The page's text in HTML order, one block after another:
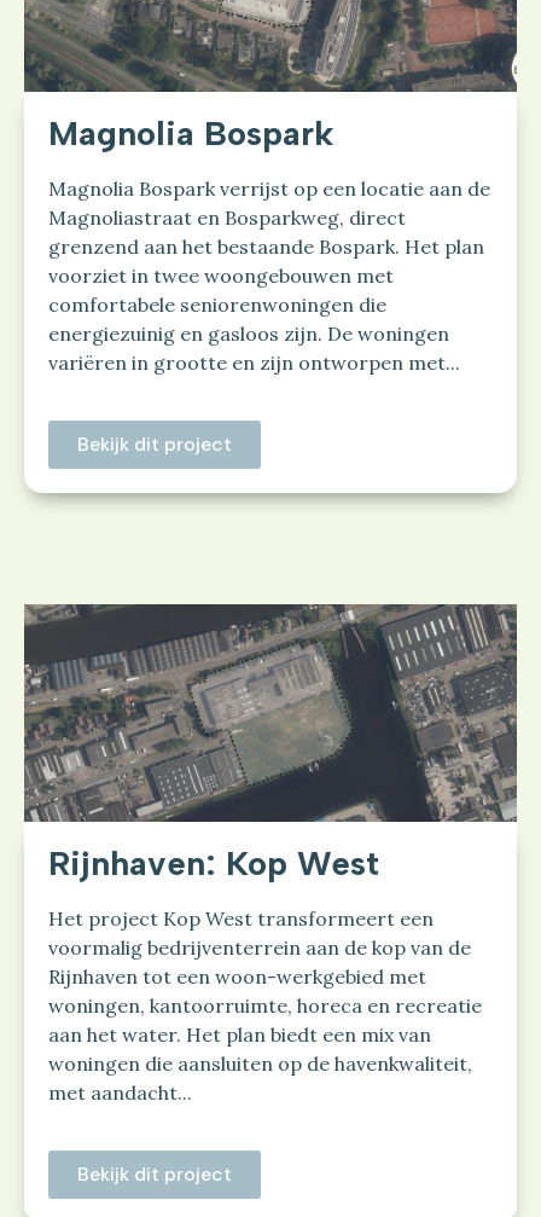
Magnolia Bospark
Magnolia Bospark verrijst op een locatie aan de
Magnoliastraat en Bosparkweg, direct
grenzend aan het bestaande Bospark. Het plan
voorziet in twee woongebouwen met
comfortabele seniorenwoningen die
energiezuinig en gasloos zijn. De woningen
variëren in grootte en zijn ontworpen met...
Bekijk dit project
Rijnhaven: Kop West
Het project Kop West transformeert een
voormalig bedrijventerrein aan de kop van de
Rijnhaven tot een woon-werkgebied met
woningen, kantoorruimte, horeca en recreatie
aan het water. Het plan biedt een mix van
woningen die aansluiten op de havenkwaliteit,
met aandacht...
Bekijk dit project